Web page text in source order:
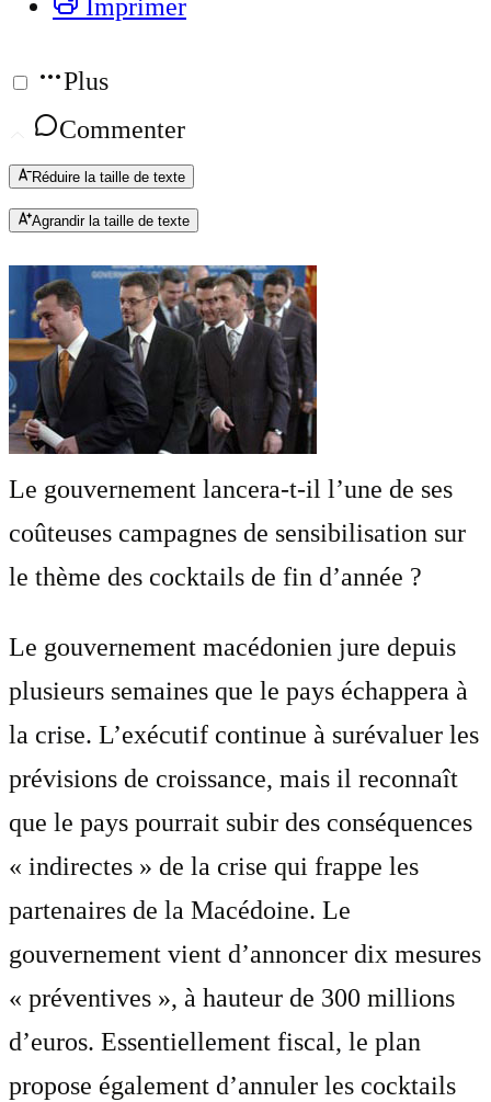
Imprimer
Plus
Commenter
Réduire la taille de texte
Agrandir la taille de texte
Le gouvernement lancera-t-il l’une de ses
coûteuses campagnes de sensibilisation sur
le thème des cocktails de fin d’année ?
Le gouvernement macédonien jure depuis
plusieurs semaines que le pays échappera à
la crise. L’exécutif continue à surévaluer les
prévisions de croissance, mais il reconnaît
que le pays pourrait subir des conséquences
« indirectes » de la crise qui frappe les
partenaires de la Macédoine. Le
gouvernement vient d’annoncer dix mesures
« préventives », à hauteur de 300 millions
d’euros. Essentiellement fiscal, le plan
propose également d’annuler les cocktails